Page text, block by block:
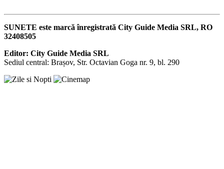
SUNETE este marcă înregistrată City Guide Media SRL, RO
32408505
Editor: City Guide Media SRL
Sediul central: Brașov, Str. Octavian Goga nr. 9, bl. 290